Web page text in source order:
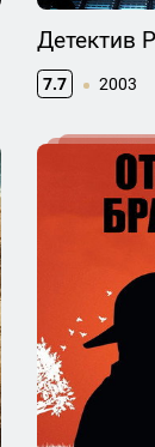
Детектив
7.7 2003